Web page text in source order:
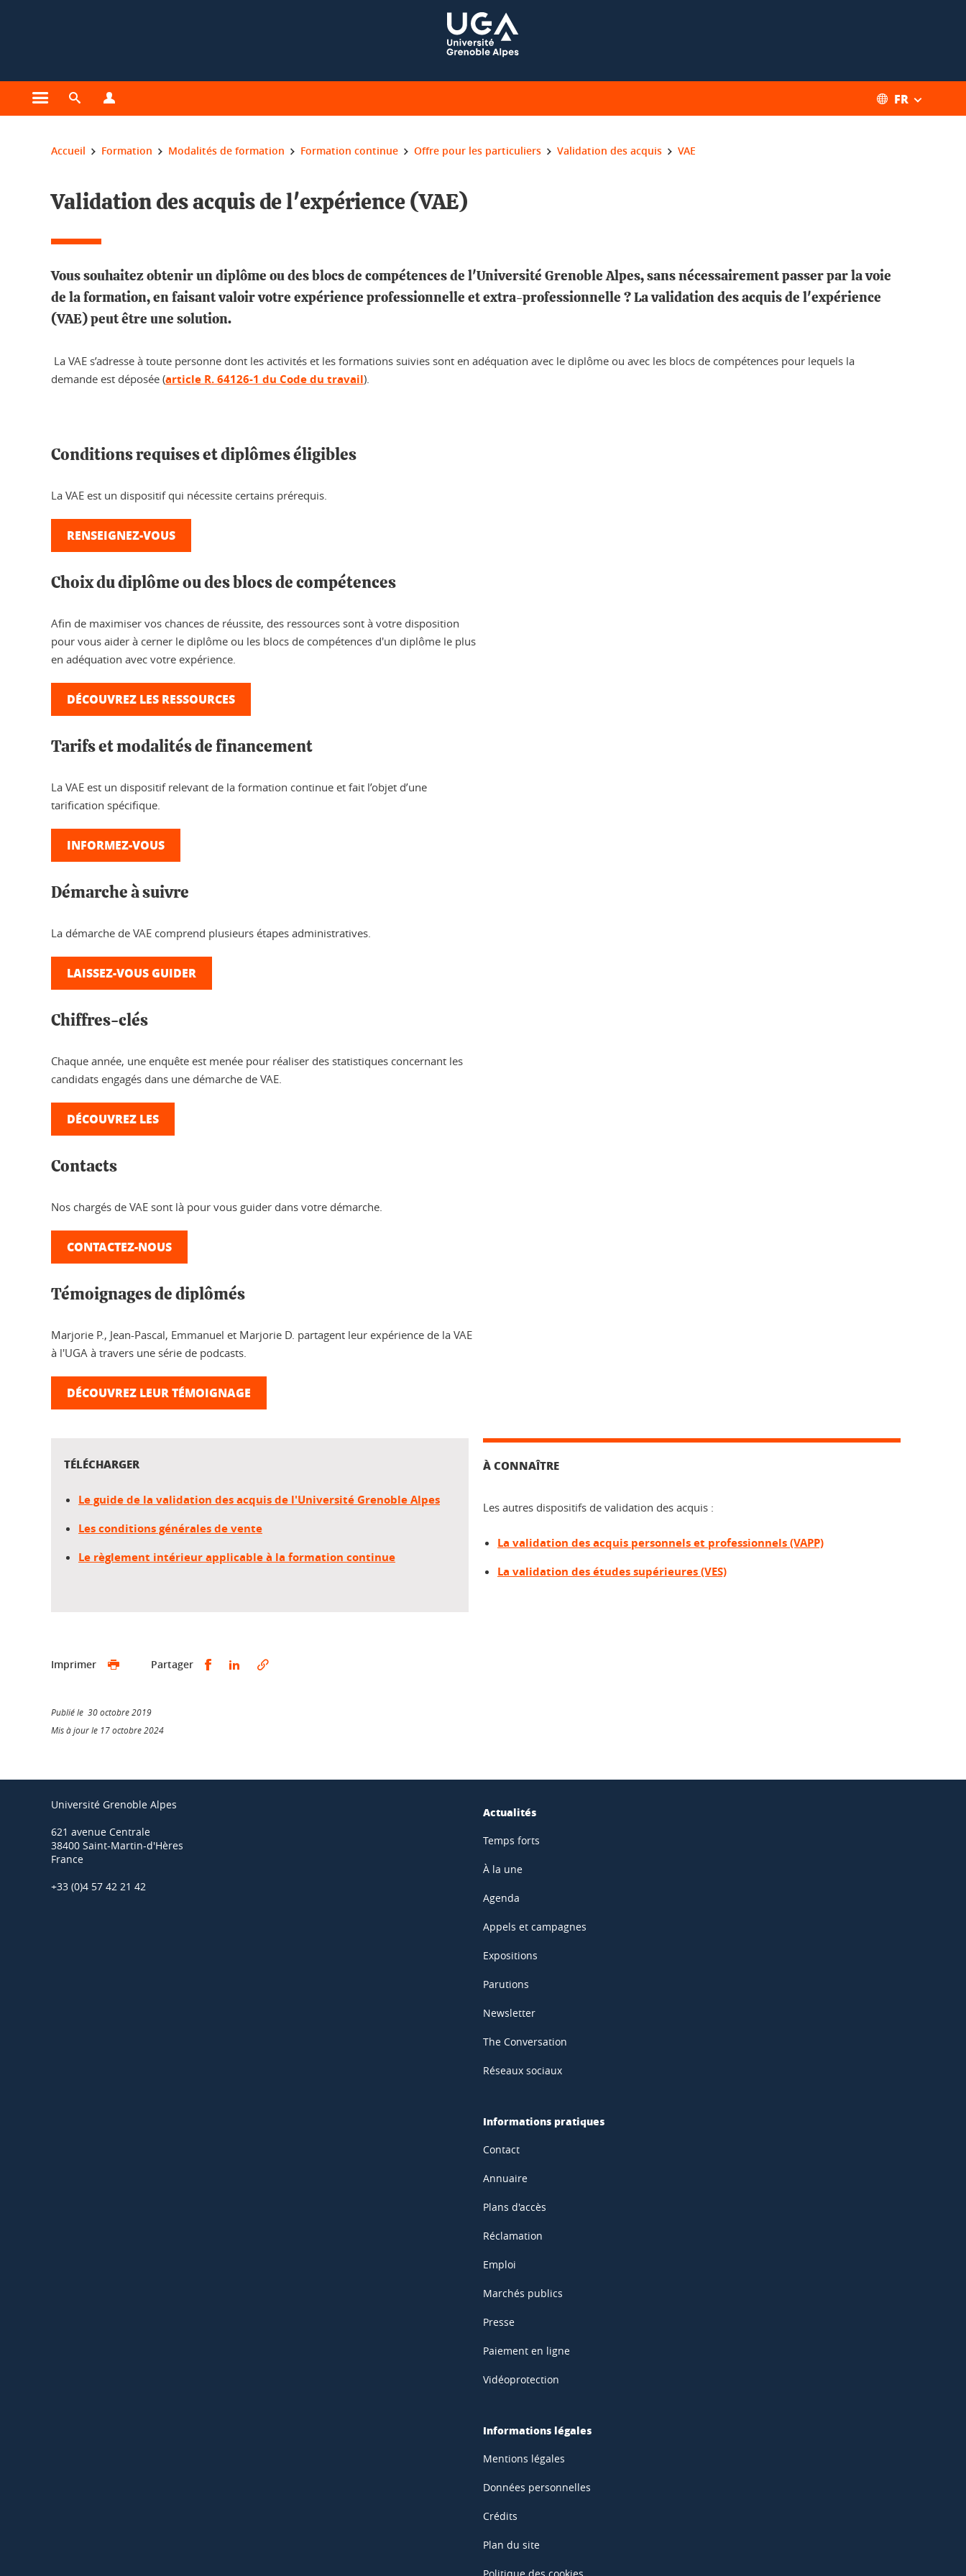
Ouvrir le menu principal
Ouvrir le moteur de recherche FR
Vous êtes ici :
Accueil Formation Modalités de formation Formation continue Offre pour les particuliers Validation des acquis VAE
Validation des acquis de l'expérience (VAE)
Vous souhaitez obtenir un diplôme ou des blocs de compétences de l'Université Grenoble Alpes, sans nécessairement passer par la voie
de la formation, en faisant valoir votre expérience professionnelle et extra-professionnelle ? La validation des acquis de l'expérience
(VAE) peut être une solution.
La VAE s’adresse à toute personne dont les activités et les formations suivies sont en adéquation avec le diplôme ou avec les blocs de compétences pour lequels la
demande est déposée (article R. 64126-1 du Code du travail).
Conditions requises et diplômes éligibles
La VAE est un dispositif qui nécessite certains prérequis.
RENSEIGNEZ-VOUS
Choix du diplôme ou des blocs de compétences
Afin de maximiser vos chances de réussite, des ressources sont à votre disposition
pour vous aider à cerner le diplôme ou les blocs de compétences d'un diplôme le plus
en adéquation avec votre expérience.
DÉCOUVREZ LES RESSOURCES
Tarifs et modalités de financement
La VAE est un dispositif relevant de la formation continue et fait l’objet d’une
tarification spécifique.
INFORMEZ-VOUS
Démarche à suivre
La démarche de VAE comprend plusieurs étapes administratives.
LAISSEZ-VOUS GUIDER
Chiffres-clés
Chaque année, une enquête est menée pour réaliser des statistiques concernant les
candidats engagés dans une démarche de VAE.
DÉCOUVREZ LES
Contacts
Nos chargés de VAE sont là pour vous guider dans votre démarche.
CONTACTEZ-NOUS
Témoignages de diplômés
Marjorie P., Jean-Pascal, Emmanuel et Marjorie D. partagent leur expérience de la VAE
à l'UGA à travers une série de podcasts.
DÉCOUVREZ LEUR TÉMOIGNAGE
TÉLÉCHARGER
Le guide de la validation des acquis de l'Université Grenoble Alpes
Les conditions générales de vente
Le règlement intérieur applicable à la formation continue
À CONNAÎTRE
Les autres dispositifs de validation des acquis :
La validation des acquis personnels et professionnels (VAPP)
La validation des études supérieures (VES)
Imprimer Partager Partager sur Facebook
Partager sur LinkedIn
Publié le 30 octobre 2019
Mis à jour le 17 octobre 2024
Université Grenoble Alpes
621 avenue Centrale
38400 Saint-Martin-d'Hères
France
+33 (0)4 57 42 21 42
Actualités
Temps forts
À la une
Agenda
Appels et campagnes
Expositions
Parutions
Newsletter
The Conversation
Réseaux sociaux
Informations pratiques
Contact
Annuaire
Plans d'accès
Réclamation
Emploi
Marchés publics
Presse
Paiement en ligne
Vidéoprotection
Informations légales
Mentions légales
Données personnelles
Crédits
Plan du site